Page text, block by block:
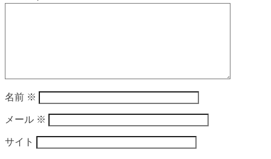
名前 ※
メール ※
サイト